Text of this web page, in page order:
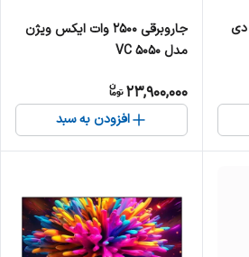
دی
جاروبرقی 2500 وات ایکس ویژن
مدل VC 5050
23,900,000
افزودن به سبد